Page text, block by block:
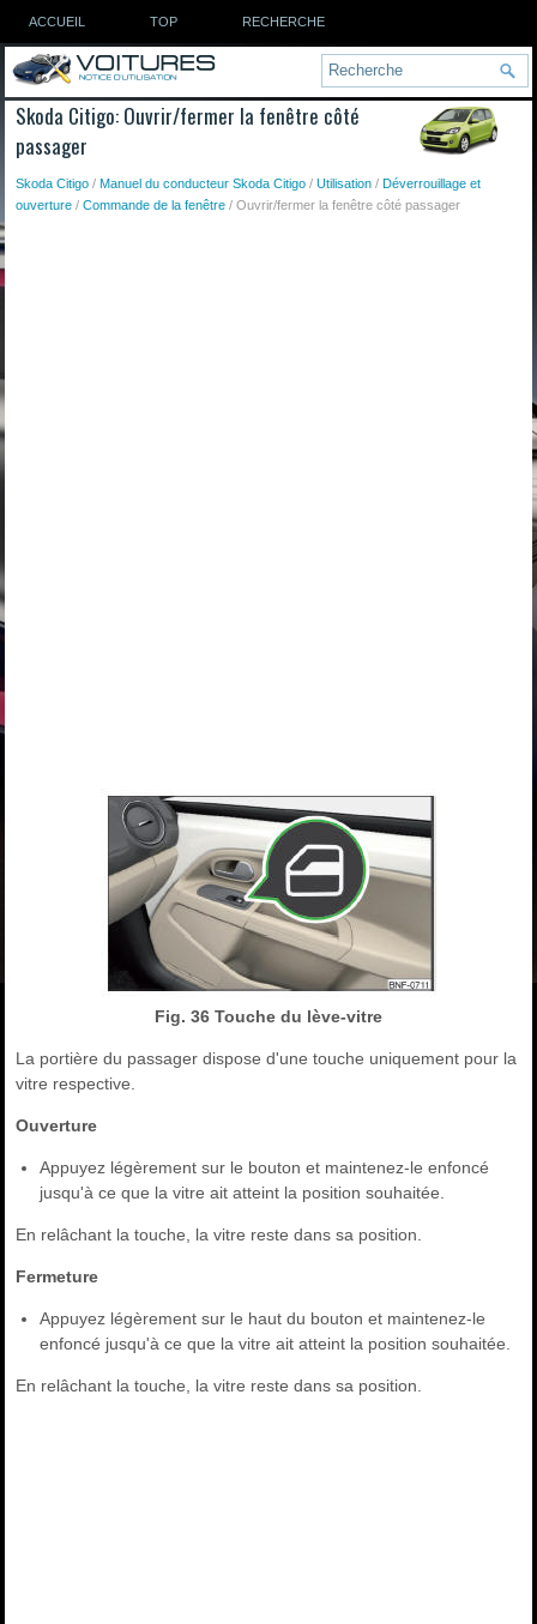
ACCUEIL TOP RECHERCHE
Skoda Citigo: Ouvrir/fermer la fenêtre côté
passager
Skoda Citigo /Manuel du conducteur Skoda Citigo /Utilisation /Déverrouillage et
ouverture /Commande de la fenêtre / Ouvrir/fermer la fenêtre côté passager
Fig. 36 Touche du lève-vitre
La portière du passager dispose d'une touche uniquement pour la
vitre respective.
Ouverture
Appuyez légèrement sur le bouton et maintenez-le enfoncé
jusqu'à ce que la vitre ait atteint la position souhaitée.
En relâchant la touche, la vitre reste dans sa position.
Fermeture
Appuyez légèrement sur le haut du bouton et maintenez-le
enfoncé jusqu'à ce que la vitre ait atteint la position souhaitée.
En relâchant la touche, la vitre reste dans sa position.